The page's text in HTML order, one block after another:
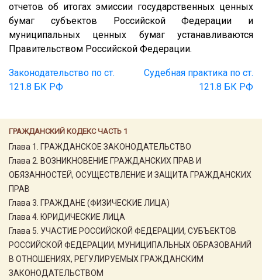
ГРАЖДАНСКИЙ КОДЕКС ЧАСТЬ 1
Глава 1. ГРАЖДАНСКОЕ ЗАКОНОДАТЕЛЬСТВО
Глава 2. ВОЗНИКНОВЕНИЕ ГРАЖДАНСКИХ ПРАВ И
ОБЯЗАННОСТЕЙ, ОСУЩЕСТВЛЕНИЕ И ЗАЩИТА ГРАЖДАНСКИХ
ПРАВ
Глава 3. ГРАЖДАНЕ (ФИЗИЧЕСКИЕ ЛИЦА)
Глава 4. ЮРИДИЧЕСКИЕ ЛИЦА
Глава 5. УЧАСТИЕ РОССИЙСКОЙ ФЕДЕРАЦИИ, СУБЪЕКТОВ
РОССИЙСКОЙ ФЕДЕРАЦИИ, МУНИЦИПАЛЬНЫХ ОБРАЗОВАНИЙ
В ОТНОШЕНИЯХ, РЕГУЛИРУЕМЫХ ГРАЖДАНСКИМ
ЗАКОНОДАТЕЛЬСТВОМ
отчетов об итогах эмиссии государственных ценных
бумаг субъектов Российской Федерации и
муниципальных ценных бумаг устанавливаются
Правительством Российской Федерации.
Законодательство по ст.
121.8 БК РФ
Судебная практика по ст.
121.8 БК РФ